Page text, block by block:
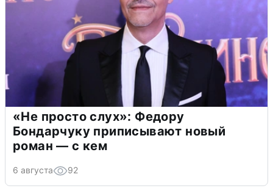
«Не просто слух»: Федору
Бондарчуку приписывают новый
роман — с кем
6 августа 92